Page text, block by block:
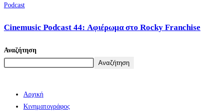
Podcast
Cinemusic Podcast 44: Αφιέρωμα στο Rocky Franchise
Αναζήτηση
Αναζήτηση
Αρχική
Κινηματογράφος